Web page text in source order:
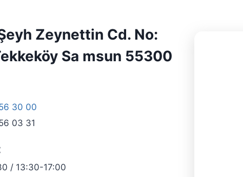
Zeynettin Cd. No:
Sa msun 55300
30 00
03 31
/ 13:30-17:00